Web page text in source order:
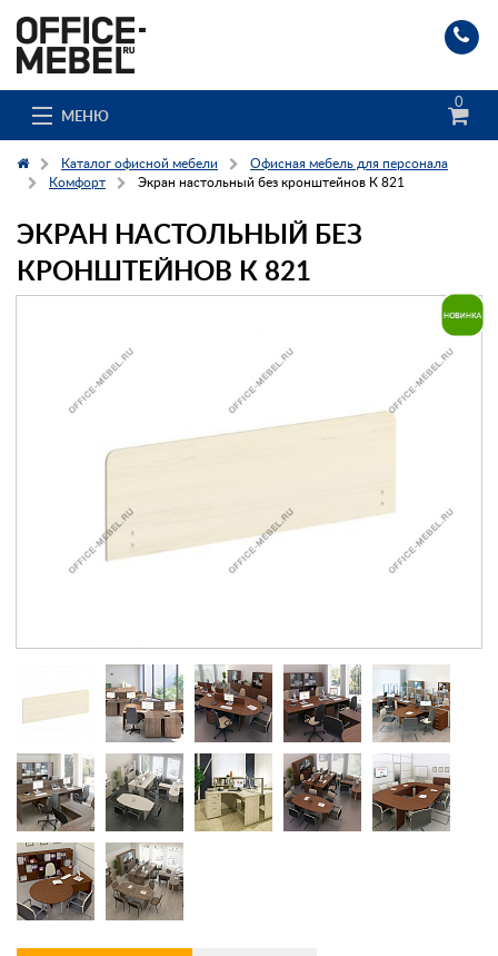
МЕНЮ
0
Каталог
О компании
Гос. заказчикам
Заказать обратный звонок
Каталог офисной мебели
Офисная мебель для персонала
Комфорт
Экран настольный без кронштейнов К 821
ЭКРАН НАСТОЛЬНЫЙ БЕЗ
КРОНШТЕЙНОВ К 821